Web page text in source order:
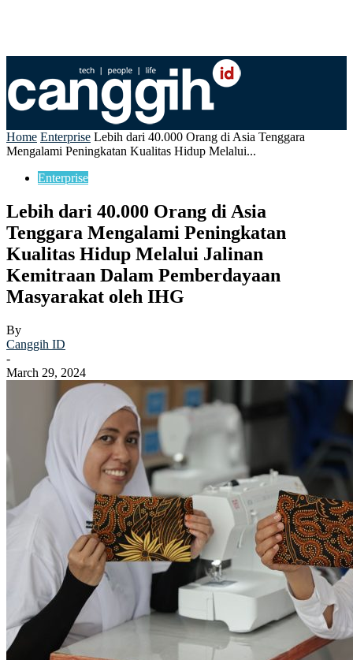
Home Enterprise Lebih dari 40.000 Orang di Asia Tenggara
Mengalami Peningkatan Kualitas Hidup Melalui...
Enterprise
Lebih dari 40.000 Orang di Asia
Tenggara Mengalami Peningkatan
Kualitas Hidup Melalui Jalinan
Kemitraan Dalam Pemberdayaan
Masyarakat oleh IHG
By
Canggih ID
-
March 29, 2024